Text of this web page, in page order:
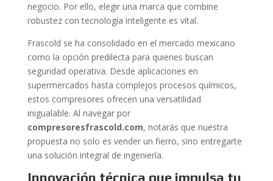
negocio. Por ello, elegir una marca que combine
robustez con tecnología inteligente es vital.
Frascold se ha consolidado en el mercado mexicano
como la opción predilecta para quienes buscan
seguridad operativa. Desde aplicaciones en
supermercados hasta complejos procesos químicos,
estos compresores ofrecen una versatilidad
inigualable. Al navegar por
compresoresfrascold.com, notarás que nuestra
propuesta no solo es vender un fierro, sino entregarte
una solución integral de ingeniería.
Innovación técnica que impulsa tu